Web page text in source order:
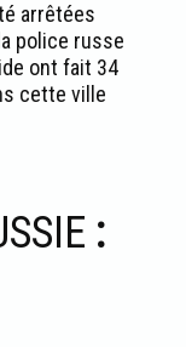
arrêtées
police russe
ont fait 34
cette ville
: